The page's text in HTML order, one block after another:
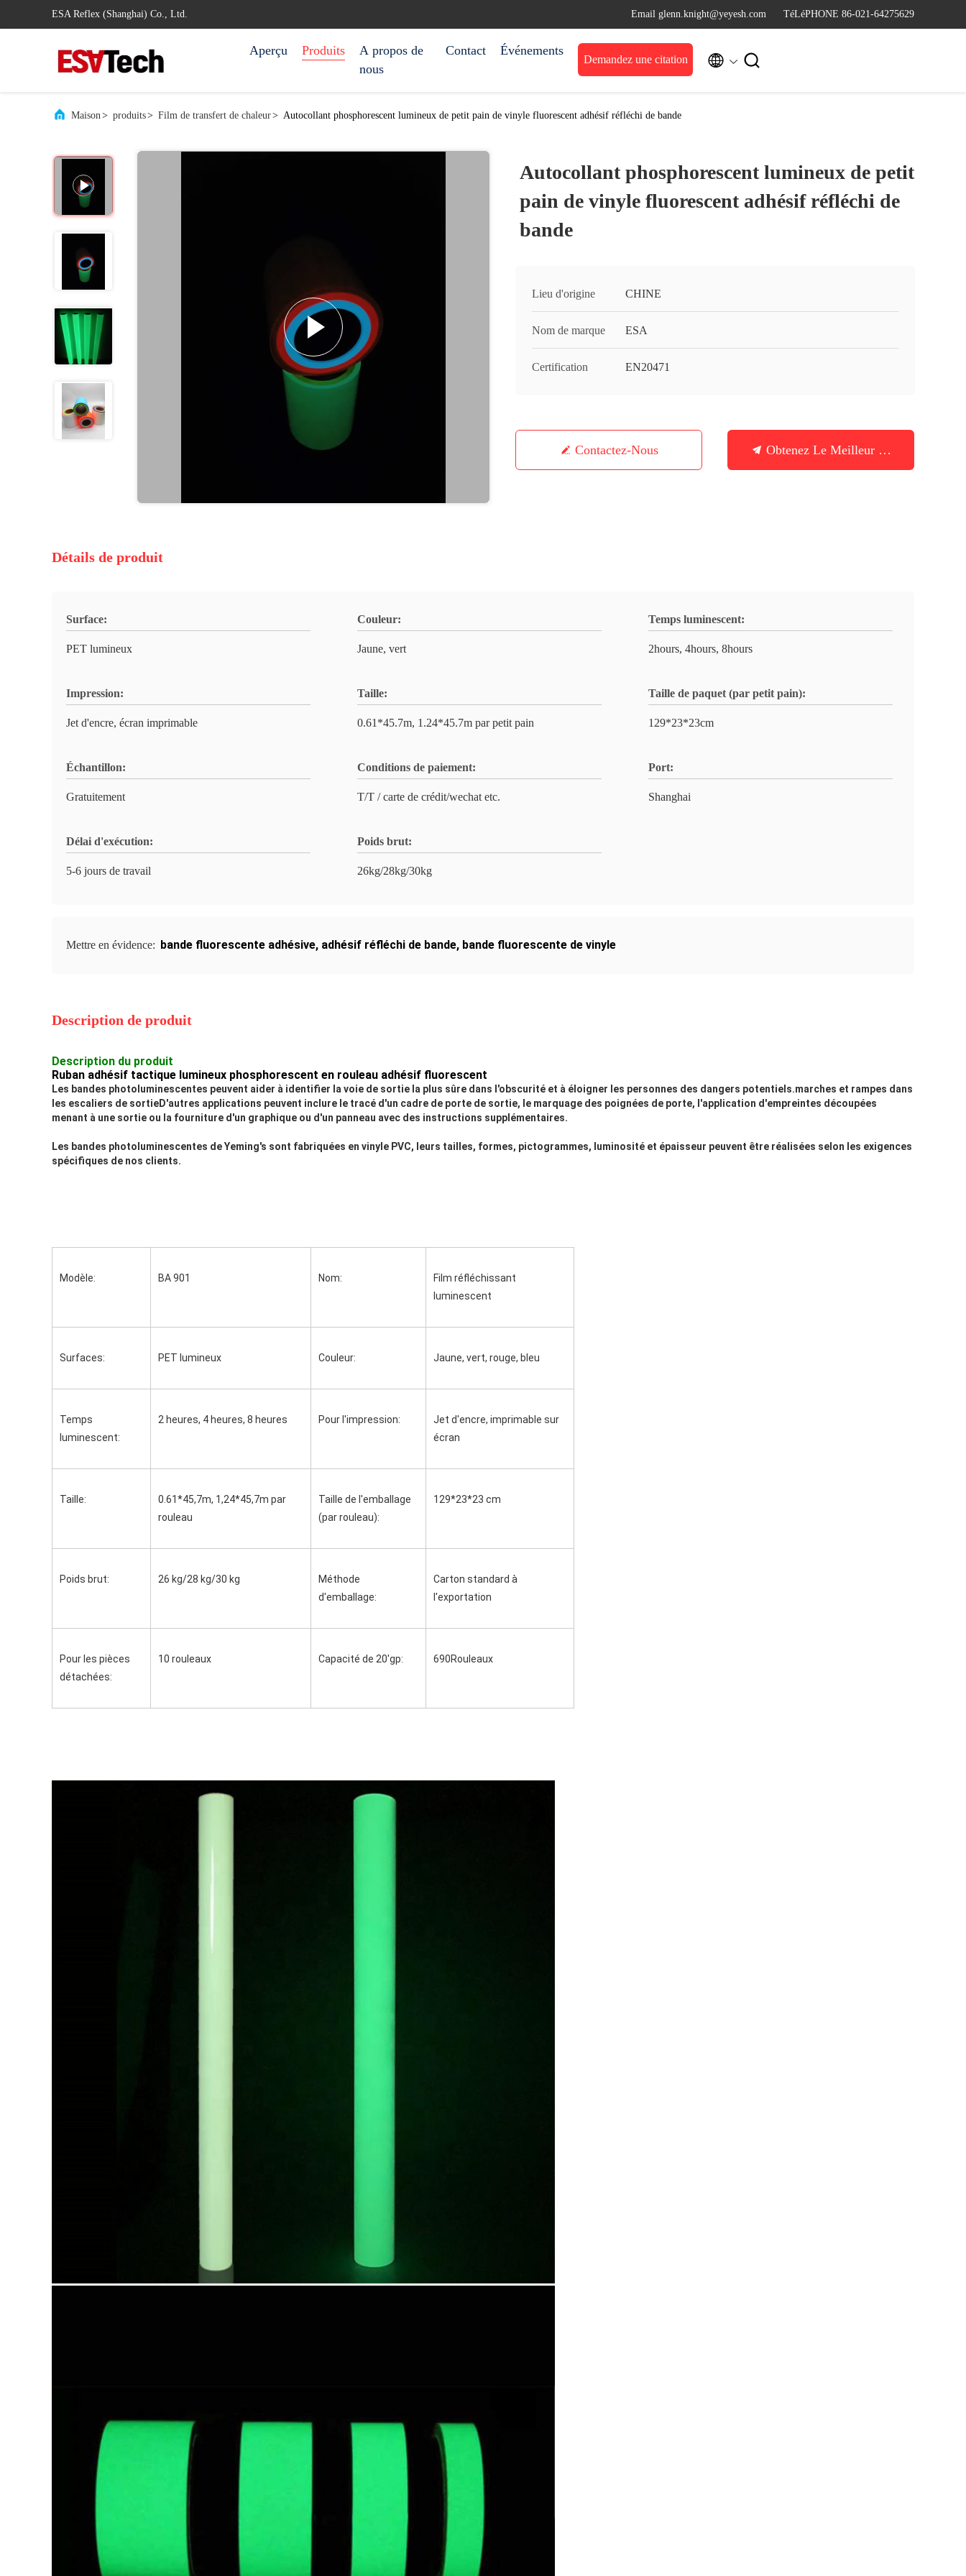
ESA Reflex (Shanghai) Co., Ltd. Email glenn.knight@yeyesh.com TéLéPHONE 86-021-64275629
Aperçu Produits
A propos de
nous
Contact Événements
Demandez une citation  
Maison> produits> Film de transfert de chaleur> Autocollant phosphorescent lumineux de petit pain de vinyle fluorescent adhésif réfléchi de bande
Autocollant phosphorescent lumineux de petit
pain de vinyle fluorescent adhésif réfléchi de
bande
Lieu d'origine CHINE
Nom de marque ESA
Certification EN20471
Contactez-Nous Obtenez Le Meilleur Prix
Détails de produit
Surface:
PET lumineux
Couleur:
Jaune, vert
Temps luminescent:
2hours, 4hours, 8hours
Impression:
Jet d'encre, écran imprimable
Taille:
0.61*45.7m, 1.24*45.7m par petit pain
Taille de paquet (par petit pain):
129*23*23cm
Échantillon:
Gratuitement
Conditions de paiement:
T/T / carte de crédit/wechat etc.
Port:
Shanghai
Délai d'exécution:
5-6 jours de travail
Poids brut:
26kg/28kg/30kg
Mettre en évidence: bande fluorescente adhésive, adhésif réfléchi de bande, bande fluorescente de vinyle
Description de produit
Description du produit
Ruban adhésif tactique lumineux phosphorescent en rouleau adhésif fluorescent
Les bandes photoluminescentes peuvent aider à identifier la voie de sortie la plus sûre dans l'obscurité et à éloigner les personnes des dangers potentiels.marches et rampes dans
les escaliers de sortieD'autres applications peuvent inclure le tracé d'un cadre de porte de sortie, le marquage des poignées de porte, l'application d'empreintes découpées
menant à une sortie ou la fourniture d'un graphique ou d'un panneau avec des instructions supplémentaires.
Les bandes photoluminescentes de Yeming's sont fabriquées en vinyle PVC, leurs tailles, formes, pictogrammes, luminosité et épaisseur peuvent être réalisées selon les exigences
spécifiques de nos clients.
Modèle: BA 901 Nom:
Film réfléchissant
luminescent
Surfaces: PET lumineux Couleur: Jaune, vert, rouge, bleu
Temps
luminescent:
2 heures, 4 heures, 8 heures Pour l'impression:
Jet d'encre, imprimable sur
écran
Taille:
0.61*45,7m, 1,24*45,7m par
rouleau
Taille de l'emballage
(par rouleau):
129*23*23 cm
Poids brut: 26 kg/28 kg/30 kg
Méthode
d'emballage:
Carton standard à
l'exportation
Pour les pièces
détachées:
10 rouleaux Capacité de 20'gp: 690Rouleaux